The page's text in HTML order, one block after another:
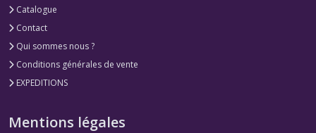
Catalogue
Contact
Qui sommes nous ?
Conditions générales de vente
EXPEDITIONS
Mentions légales